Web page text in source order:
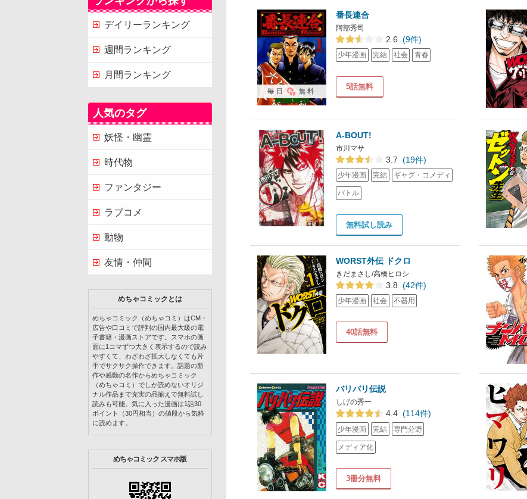
番長連合
阿部秀司
2.6 (9件)
少年漫画 完結 社会 青春
5話無料
毎日 無料
A-BOUT!
市川マサ
3.7 (19件)
少年漫画 完結 ギャグ・コメディ
バトル
無料試し読み
WORST外伝 ドクロ
きだまさし/高橋ヒロシ
3.8 (42件)
少年漫画 社会 不器用
40話無料
バリバリ伝説
しげの秀一
4.4 (114件)
少年漫画 完結 専門分野
メディア化
3冊分無料
デイリーランキング
週間ランキング
月間ランキング
人気のタグ
妖怪・幽霊
時代物
ファンタジー
ラブコメ
動物
友情・仲間
めちゃコミックとは
めちゃコミック（めちゃコミ）はCM・
広告や口コミで評判の国内最大級の電
子書籍・漫画ストアです。スマホの画
面に1コマずつ大きく表示するので読み
やすくて、わざわざ拡大しなくても片
手でサクサク操作できます。話題の新
作や感動の名作からめちゃコミック
（めちゃコミ）でしか読めないオリジ
ナル作品まで充実の品揃えで無料試し
読みも可能。気に入った漫画は1話30
ポイント（30円相当）の値段から気軽
に読めます。
めちゃコミック スマホ版